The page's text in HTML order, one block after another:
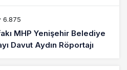
6.875
MHP Yenişehir Belediye
Davut Aydın Röportajı